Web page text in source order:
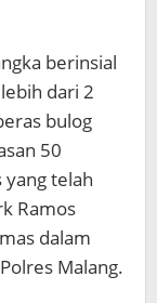
berinsial
dari 2
bulog
50
yang telah
Ramos
dalam
Malang.